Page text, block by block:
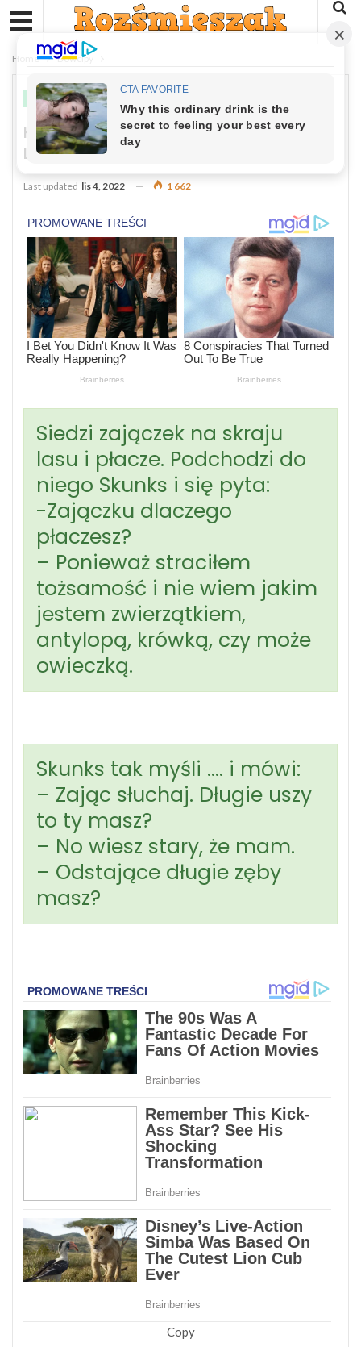
Home Dowcipy
DOWCIPY
Kawał: Zajączek I Skunks Na Skraju
Lasu
Last updated lis 4, 2022 1 662
Siedzi zajączek na skraju
lasu i płacze. Podchodzi do
niego Skunks i się pyta:
-Zajączku dlaczego
płaczesz?
– Ponieważ straciłem
tożsamość i nie wiem jakim
jestem zwierzątkiem,
antylopą, krówką, czy może
owieczką.
Skunks tak myśli …. i mówi:
– Zając słuchaj. Długie uszy
to ty masz?
– No wiesz stary, że mam.
– Odstające długie zęby
masz?
Copy